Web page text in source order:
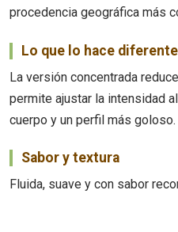
procedencia geográfica más
Lo que lo hace diferente
La versión concentrada
permite ajustar la intensidad
cuerpo y un perfil más goloso.
Sabor y textura
Fluida, suave y con sabor